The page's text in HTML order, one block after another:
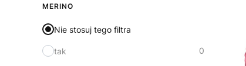
MERINO
Nie stosuj tego filtra
tak 0